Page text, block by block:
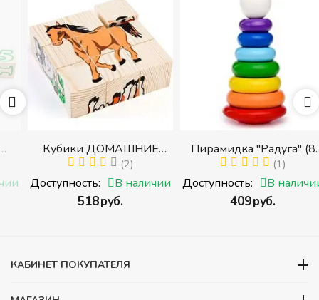
Кубики ДОМАШНИЕ
ЖИВОТНЫЕ (Томик)
(Набор кубиков
разрезных (складных))
(2)
Доступность: В наличии
‍518‍ руб.
Пирамидка "Радуга" (8
деталей) (Пирамидка
среднего размера)
(1)
Доступность: В наличии
‍409‍руб.
КАБИНЕТ ПОКУПАТЕЛЯ